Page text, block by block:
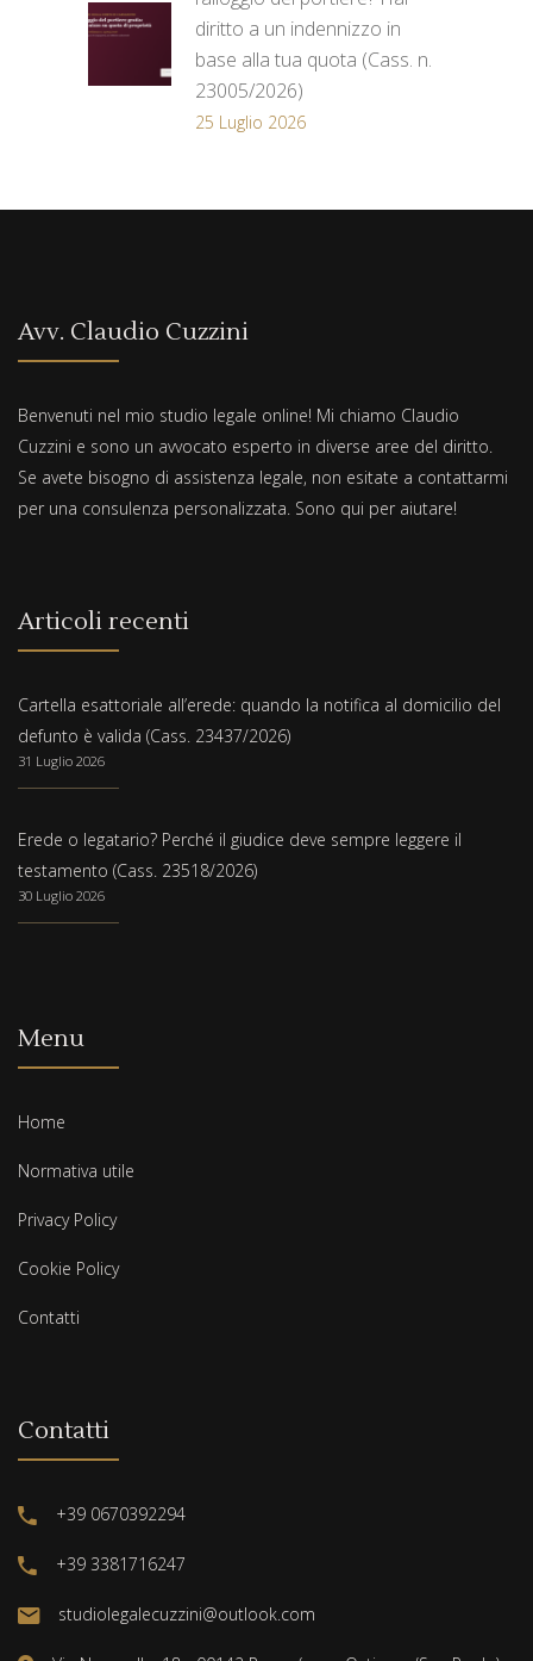
diritto a un indennizzo in
base alla tua quota (Cass. n.
23005/2026)
25 Luglio 2026
Avv. Claudio Cuzzini
Benvenuti nel mio studio legale online! Mi chiamo Claudio
Cuzzini e sono un avvocato esperto in diverse aree del diritto.
Se avete bisogno di assistenza legale, non esitate a contattarmi
per una consulenza personalizzata. Sono qui per aiutare!
Articoli recenti
Cartella esattoriale all’erede: quando la notifica al domicilio del
defunto è valida (Cass. 23437/2026)
31 Luglio 2026
Erede o legatario? Perché il giudice deve sempre leggere il
testamento (Cass. 23518/2026)
30 Luglio 2026
Menu
Home
Normativa utile
Privacy Policy
Cookie Policy
Contatti
Contatti
+39 0670392294
+39 3381716247
studiolegalecuzzini@outlook.com